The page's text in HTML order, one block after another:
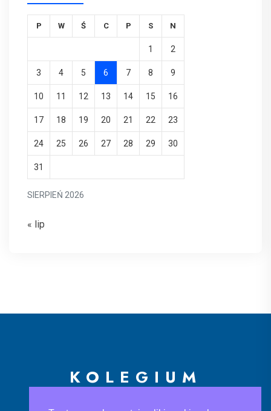
SIERPIEŃ 2026
P W Ś C P S N
1 2
3 4 5 6 7 8 9
10 11 12 13 14 15 16
17 18 19 20 21 22 23
24 25 26 27 28 29 30
31
« lip
KOLEGIUM